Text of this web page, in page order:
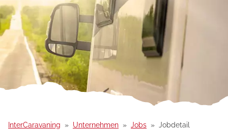
InterCaravaning Unternehmen Jobs Jobdetail